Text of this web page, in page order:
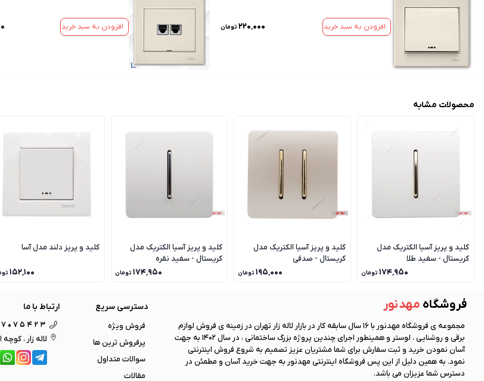
افزودن به سبد خرید ۲۲۰٬۰۰۰ تومان افزودن به سبد خرید
محصولات مشابه
کلید و پریز آسیا الکتریک مدل
کریستال - سفید طلا
۱۷۴٬۹۵۰ تومان
کلید و پریز آسیا الکتریک مدل
کریستال - صدفی
۱۹۵٬۰۰۰ تومان
کلید و پریز آسیا الکتریک مدل
کریستال - سفید نقره
۱۷۴٬۹۵۰ تومان
کلید و پریز دلند مدل آسا
۱۵۲٬۱۰۰
فروشگاه مهد نور
مجموعه ی فروشگاه مهد نور
با 16 سال سابقه کار در بازار لاله زار تهران در زمینه ی فروش لوازم
برقی و روشنایی ، لوستر و همینطور اجرای چندین پروژه بزرگ ساختمانی ، در سال 1402 به جهت
آسان نمودن خرید و ثبت سفارش برای شما مشتریان عزیز تصمیم به شروع فروش اینترنتی
نمود. به همین دلیل از این پس فروشگاه اینترنتی مهد نور به جهت خرید آسان و مطمئن در
دسترس شما عزیزان می باشد.
ارتباط با ما
7075423
لاله زار ،
دسترسی سریع
فروش ویژه
پرفروش ترین ها
سوالات متداول
مقالات